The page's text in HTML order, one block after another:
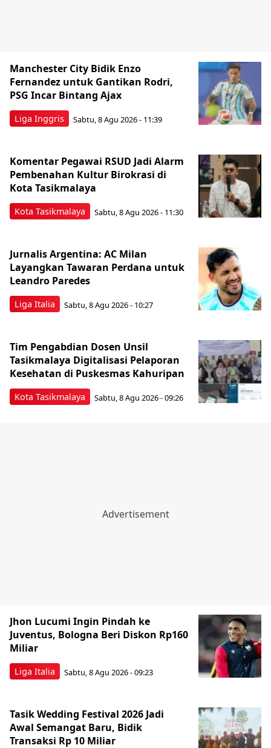
Liga Inggris
Manchester City Bidik Enzo
Fernandez untuk Gantikan Rodri,
PSG Incar Bintang Ajax
Sabtu, 8 Agu 2026 - 11:39
Kota Tasikmalaya
Komentar Pegawai RSUD Jadi Alarm
Pembenahan Kultur Birokrasi di
Kota Tasikmalaya
Sabtu, 8 Agu 2026 - 11:30
Liga Italia
Jurnalis Argentina: AC Milan
Layangkan Tawaran Perdana untuk
Leandro Paredes
Sabtu, 8 Agu 2026 - 10:27
Kota Tasikmalaya
Tim Pengabdian Dosen Unsil
Tasikmalaya Digitalisasi Pelaporan
Kesehatan di Puskesmas Kahuripan
Sabtu, 8 Agu 2026 - 09:26
Liga Italia
Jhon Lucumi Ingin Pindah ke
Juventus, Bologna Beri Diskon Rp160
Miliar
Sabtu, 8 Agu 2026 - 09:23
Tasik Wedding Festival 2026 Jadi
Awal Semangat Baru, Bidik
Transaksi Rp 10 Miliar